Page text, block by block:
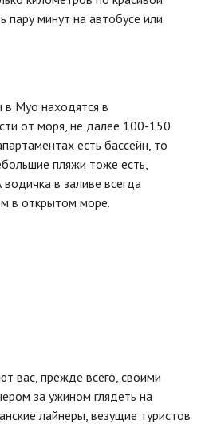
пару минут на автобусе или
в Муо находятся в
от моря, не далее 100-150
есть бассейн, то
пляжи тоже есть,
водичка в заливе всегда
в открытом море.
вас, прежде всего, своими
за ужином глядеть на
лайнеры, везущие туристов